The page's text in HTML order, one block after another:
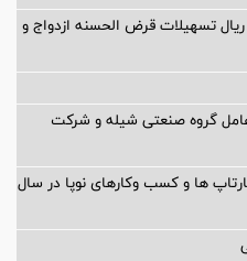
هزار میلیارد ریال تسهیلات قرض الحسنه ازدواج و
گروه صنعتی شیله و شركت
ها و کسب وکارهای نوپا در سال